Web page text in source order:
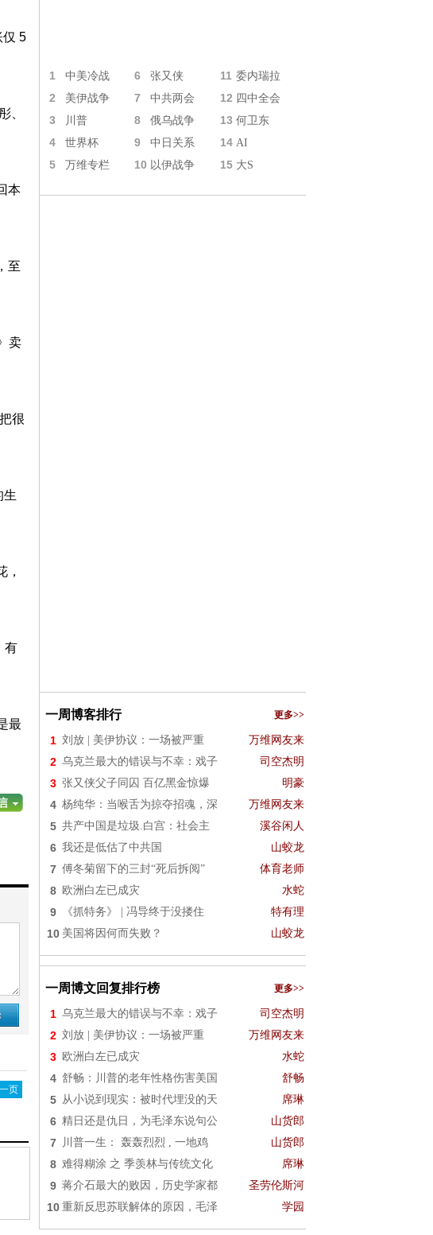
仅 5
、
本
至
卖
很
生
，
有
最
页
1 中美冷战 6 张又侠 11 委内瑞拉
2 美伊战争 7 中共两会 12 四中全会
3 川普 8 俄乌战争 13 何卫东
4 世界杯 9 中日关系 14 AI
5 万维专栏 10 以伊战争 15 大S
一周博客排行 更多>>
1 刘放 | 美伊协议：一场被严重 万维网友来
2 乌克兰最大的错误与不幸：戏子 司空杰明
3 张又侠父子同囚 百亿黑金惊爆 明豪
4 杨纯华：当喉舌为掠夺招魂，深 万维网友来
5 共产中国是垃圾.白宫：社会主 溪谷闲人
6 我还是低估了中共国 山蛟龙
7 傅冬菊留下的三封“死后拆阅” 体育老师
8 欧洲白左已成灾 水蛇
9 《抓特务》 | 冯导终于没搂住 特有理
10 美国将因何而失败？ 山蛟龙
一周博文回复排行榜 更多>>
1 乌克兰最大的错误与不幸：戏子 司空杰明
2 刘放 | 美伊协议：一场被严重 万维网友来
3 欧洲白左已成灾 水蛇
4 舒畅：川普的老年性格伤害美国 舒畅
5 从小说到现实：被时代埋没的天 席琳
6 精日还是仇日，为毛泽东说句公 山货郎
7 川普一生： 轰轰烈烈 , 一地鸡 山货郎
8 难得糊涂 之 季羡林与传统文化 席琳
9 蒋介石最大的败因，历史学家都 圣劳伦斯河
10 重新反思苏联解体的原因，毛泽 学园